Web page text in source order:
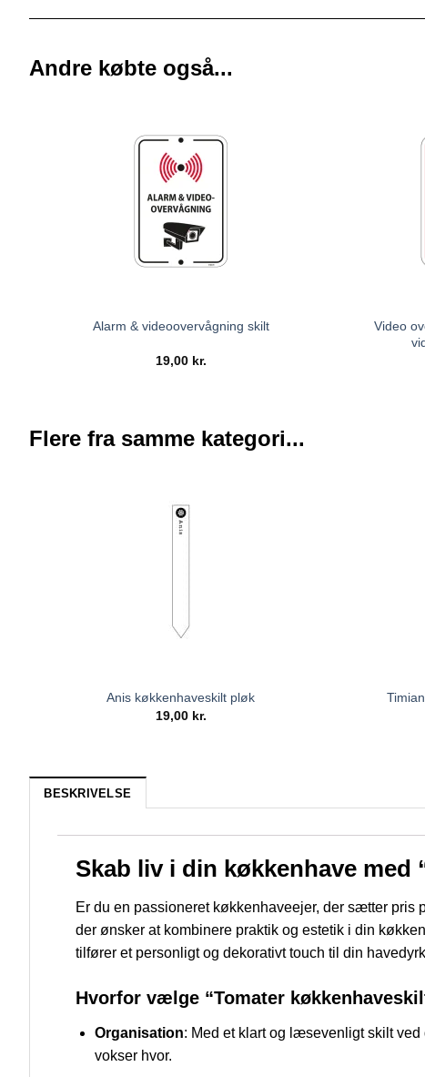
Andre købte også...
Alarm & videoovervågning skilt
19,00 kr.
Video
Flere fra samme kategori...
Anis køkkenhaveskilt pløk
19,00 kr.
BESKRIVELSE
Skab liv i din køkkenhave med
Er du en passioneret køkkenhaveejer, der sætter pris
der ønsker at kombinere praktik og estetik i din
tilfører et personligt og dekorativt touch til din
Hvorfor vælge “Tomater
Organisation: Med et klart og læsevenligt skilt
vokser hvor.